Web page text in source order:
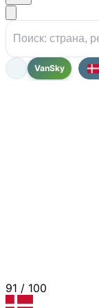
VanSky
91 / 100